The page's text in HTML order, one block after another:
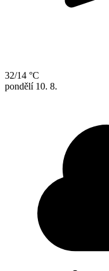
32/14 °C
pondělí 10. 8.